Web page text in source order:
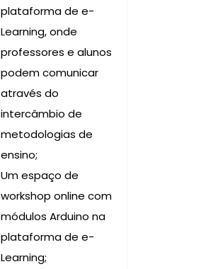
plataforma de e-
Learning, onde
professores e alunos
podem comunicar
através do
intercâmbio de
metodologias de
ensino;
Um espaço de
workshop online com
módulos Arduino na
plataforma de e-
Learning;